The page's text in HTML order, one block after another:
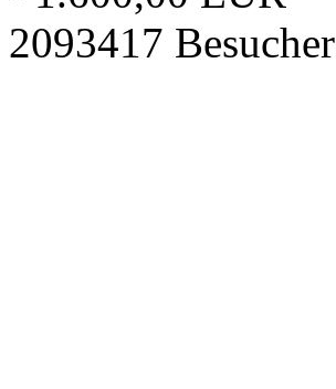
2093417 Besucher